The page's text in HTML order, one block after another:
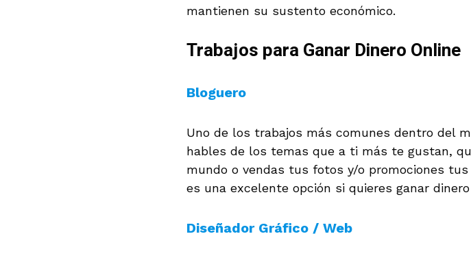
mantienen su sustento económico.
Trabajos para Ganar Dinero Online
Bloguero
Uno de los trabajos más comunes dentro del
hables de los temas que a ti más te gustan,
mundo o vendas tus fotos y/o promociones
es una excelente opción si quieres ganar
Diseñador Gráfico / Web